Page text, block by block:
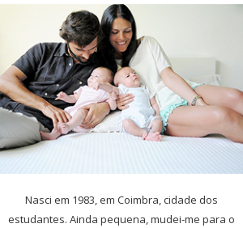
Nasci em 1983, em Coimbra, cidade dos
estudantes. Ainda pequena, mudei-me para o